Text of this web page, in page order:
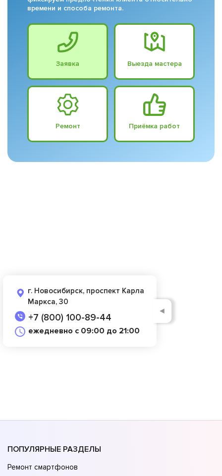
времени и способа ремонта.
Заявка Выезда мастера
Ремонт Приёмка работ
г. Новосибирск, проспект Карла
Маркса, 30
+7 (800) 100-89-44
ежедневно с 09:00 до 21:00
◄
ПОПУЛЯРНЫЕ РАЗДЕЛЫ
Ремонт смартфонов